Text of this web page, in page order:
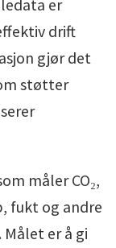
er
drift
gjør det
støtter
måler CO₂,
fukt og andre
er å gi